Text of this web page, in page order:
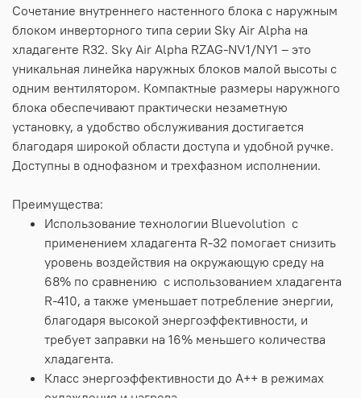
Сочетание внутреннего настенного блока с наружным
блоком инверторного типа серии Sky Air Alpha на
хладагенте R32. Sky Air Alpha RZAG-NV1/NY1 – это
уникальная линейка наружных блоков малой высоты с
одним вентилятором. Компактные размеры наружного
блока обеспечивают практически незаметную
установку, а удобство обслуживания достигается
благодаря широкой области доступа и удобной ручке.
Доступны в однофазном и трехфазном исполнении.
Преимущества:
Использование технологии Bluevolution с
применением хладагента R-32 помогает снизить
уровень воздействия на окружающую среду на
68% по сравнению с использованием хладагента
R-410, а также уменьшает потребление энергии,
благодаря высокой энергоэффективности, и
требует заправки на 16% меньшего количества
хладагента.
Класс энергоэффективности до A++ в режимах